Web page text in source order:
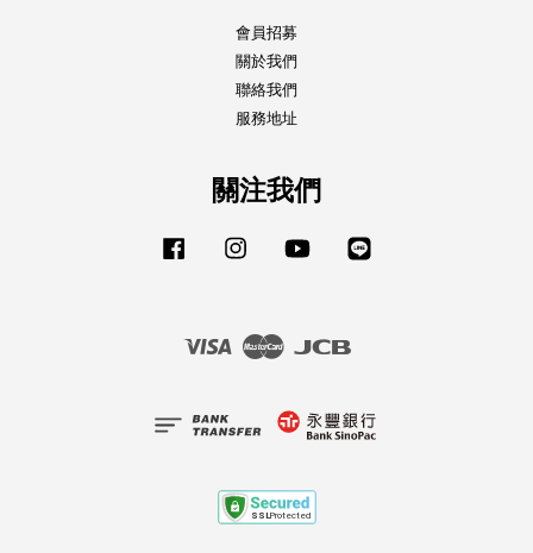
會員招募
關於我們
聯絡我們
服務地址
關注我們
Facebook Instagram YouTube
Visa Master